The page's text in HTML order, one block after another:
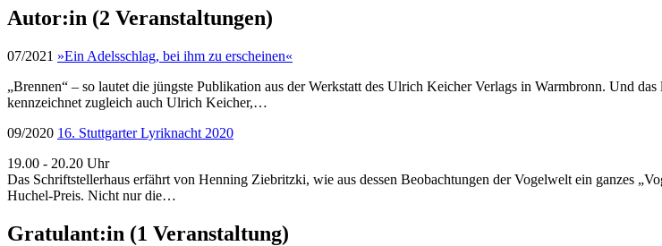
Autor:in (2 Veranstaltungen)
07/2021 »Ein Adelsschlag, bei ihm zu erscheinen«
„Brennen“ – so lautet die jüngste Publikation aus der Werkstatt des Ulrich Keicher Verlags in Warmbronn. Und
kennzeichnet zugleich auch Ulrich Keicher,…
09/2020 16. Stuttgarter Lyriknacht 2020
19.00 - 20.20 Uhr
Das Schriftstellerhaus erfährt von Henning Ziebritzki, wie aus dessen Beobachtungen der Vogelwelt ein ganzes
Huchel-Preis. Nicht nur die…
Gratulant:in (1 Veranstaltung)